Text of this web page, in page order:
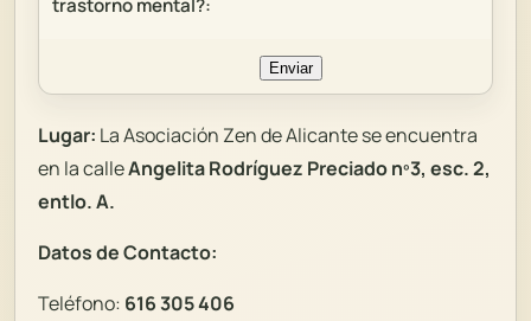
Lugar: La Asociación Zen de Alicante se encuentra
en lacalleAngelita Rodríguez Preciado nº3, esc. 2,
entlo. A.
Datos de Contacto:
Teléfono: 616 305 406